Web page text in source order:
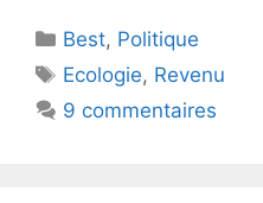
er e
b
o
Catégories
Best, Politique
Étiquettes
Ecologie, Revenu
9 commentaires